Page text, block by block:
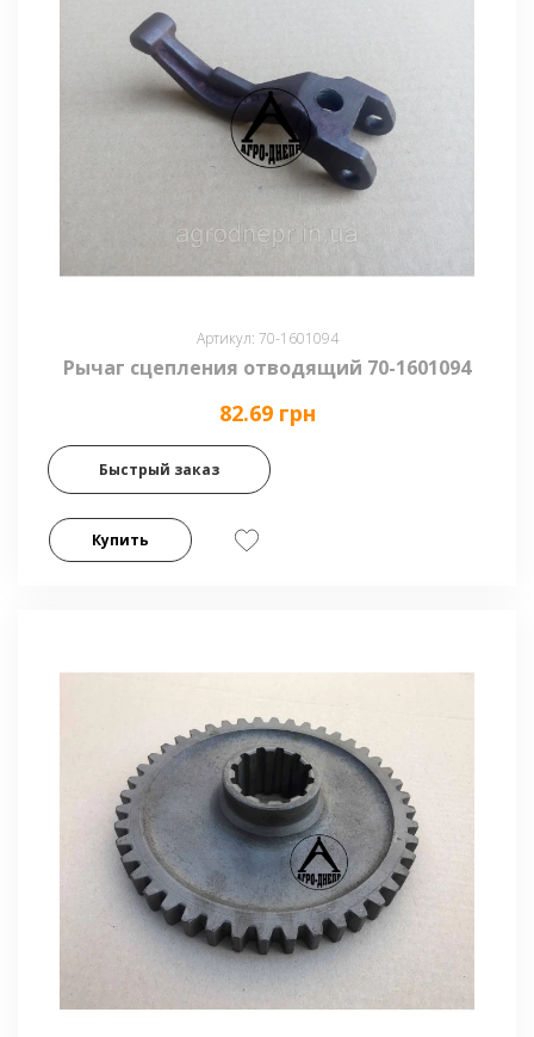
Артикул: 70-1601094
Рычаг сцепления отводящий 70-1601094
82.69 грн
Быстрый заказ
Купить